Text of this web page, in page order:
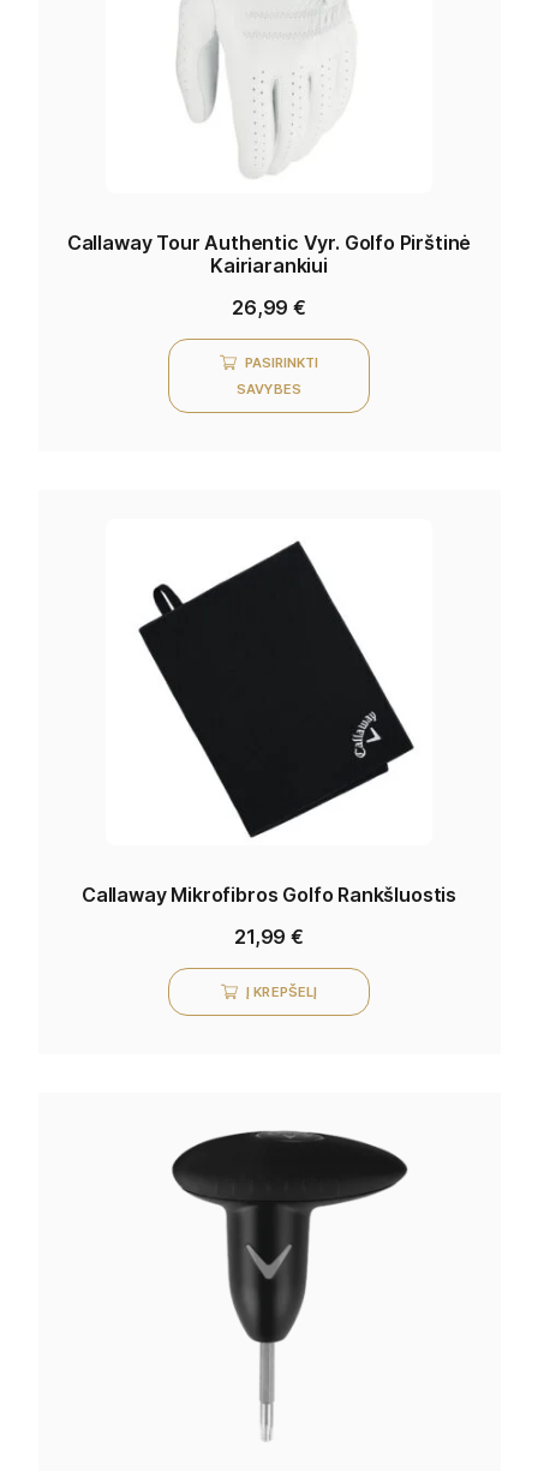
Callaway Tour Authentic Vyr. Golfo Pirštinė
Kairiarankiui
26,99€
PASIRINKTI
SAVYBES
Callaway Mikrofibros Golfo Rankšluostis
21,99€
Į KREPŠELĮ